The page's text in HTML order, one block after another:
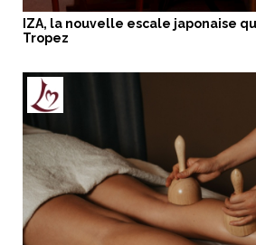
IZA, la nouvelle escale japonaise
Tropez